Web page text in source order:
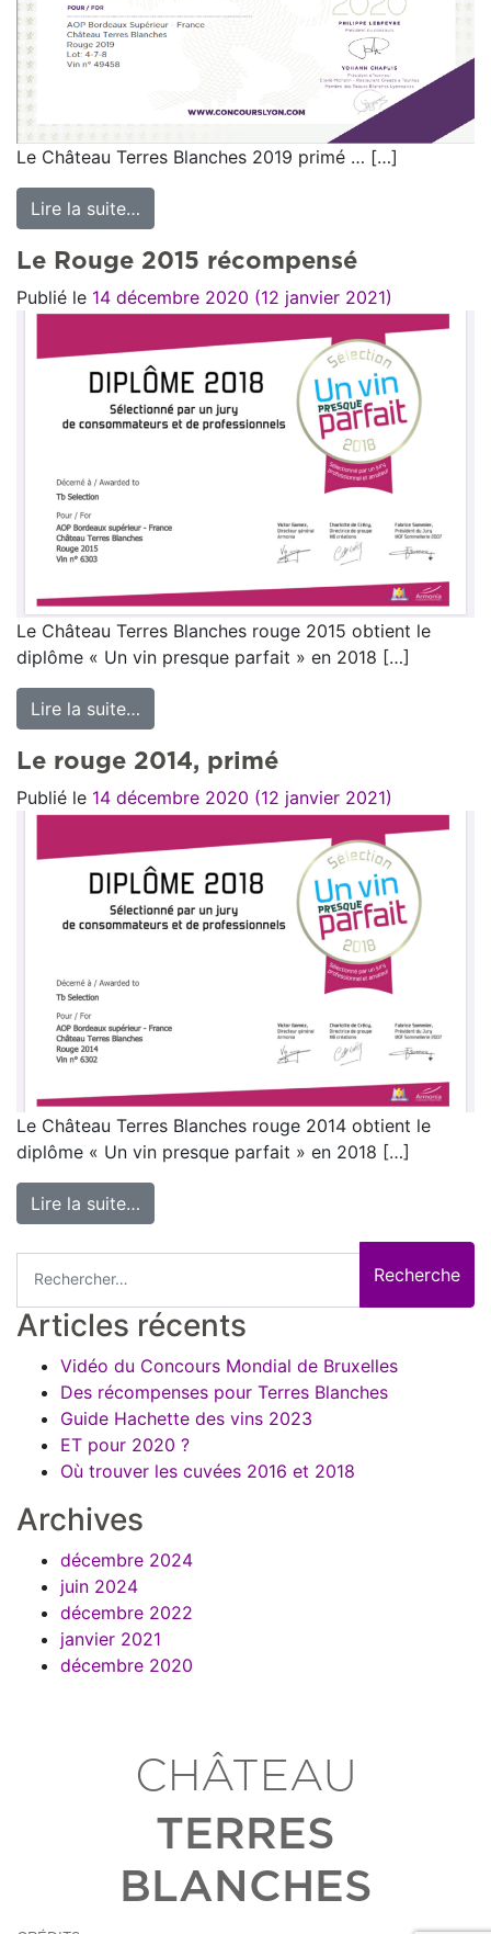
Le Château Terres Blanches 2019 primé … […]
Lire la suite…
Le Rouge 2015 récompensé
Publié le 14 décembre 2020 (12 janvier 2021)
Le Château Terres Blanches rouge 2015 obtient le
diplôme « Un vin presque parfait » en 2018 […]
Lire la suite…
Le rouge 2014, primé
Publié le 14 décembre 2020 (12 janvier 2021)
Le Château Terres Blanches rouge 2014 obtient le
diplôme « Un vin presque parfait » en 2018 […]
Lire la suite…
Recherche pour :
Articles récents
Vidéo du Concours Mondial de Bruxelles
Des récompenses pour Terres Blanches
Guide Hachette des vins 2023
ET pour 2020 ?
Où trouver les cuvées 2016 et 2018
Archives
décembre 2024
juin 2024
décembre 2022
janvier 2021
décembre 2020
CHÂTEAU
TERRES
BLANCHES